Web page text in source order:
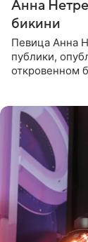
Анна
бикини
Певица Анна
публики,
откровенном